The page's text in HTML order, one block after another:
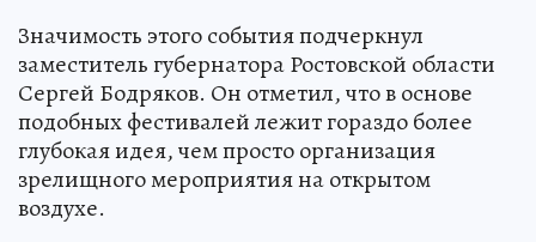
Значимость этого события подчеркнул
заместитель губернатора Ростовской области
Сергей Бодряков. Он отметил, что в основе
подобных фестивалей лежит гораздо более
глубокая идея, чем просто организация
зрелищного мероприятия на открытом
воздухе.